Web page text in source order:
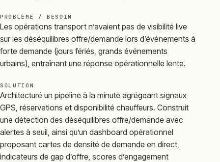
PROBLÈME / BESOIN
Les opérations transport n’avaient pas de visibilité live
sur les déséquilibres offre/demande lors d’événements à
forte demande (jours fériés, grands événements
urbains), entraînant une réponse opérationnelle lente.
SOLUTION
Architecturé un pipeline à la minute agrégeant signaux
GPS, réservations et disponibilité chauffeurs. Construit
une détection des déséquilibres offre/demande avec
alertes à seuil, ainsi qu’un dashboard opérationnel
proposant cartes de densité de demande en direct,
indicateurs de gap d’offre, scores d’engagement